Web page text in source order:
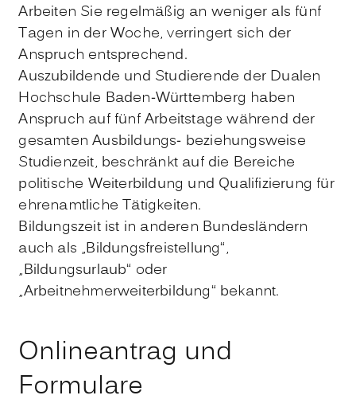
Arbeiten Sie regelmäßig an weniger als fünf
Tagen in der Woche, verringert sich der
Anspruch entsprechend.
Auszubildende und Studierende der Dualen
Hochschule Baden-Württemberg haben
Anspruch auf fünf Arbeitstage während der
gesamten Ausbildungs- beziehungsweise
Studienzeit, beschränkt auf die Bereiche
politische Weiterbildung und Qualifizierung für
ehrenamtliche Tätigkeiten.
Bildungszeit ist in anderen Bundesländern
auch als „Bildungsfreistellung“,
„Bildungsurlaub“ oder
„Arbeitnehmerweiterbildung“ bekannt.
Onlineantrag und
Formulare